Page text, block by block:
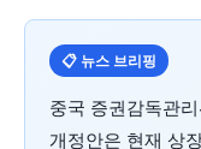
📋 뉴스 브리핑
중국 증권감독관
개정안은 현재 상